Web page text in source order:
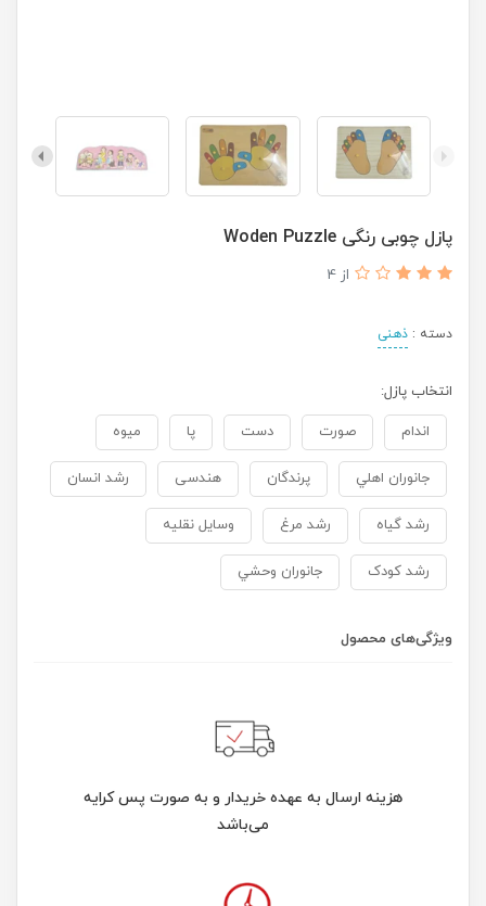
پازل چوبی رنگی Woden Puzzle
از 4
دسته : ذهنی
انتخاب پازل:
اندام صورت دست پا ميوه
جانوران اهلي پرندگان هندسی رشد انسان
رشد گیاه رشد مرغ وسایل نقلیه
رشد کودک جانوران وحشي
ویژگی‌های محصول
هزینه ارسال به عهده خریدار و به صورت پس کرایه
می‌باشد